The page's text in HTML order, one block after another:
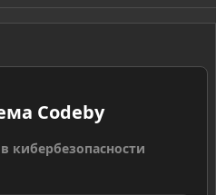
Codeby
кибербезопасности